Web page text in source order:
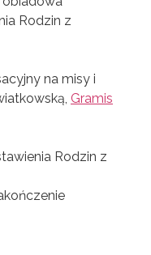
Rodzin z
na misy i
Gramis
Rodzin z